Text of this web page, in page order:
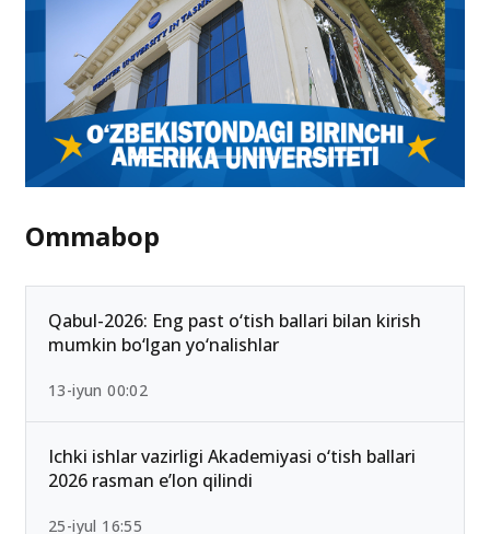
Ommabop
Qabul-2026: Eng past o‘tish ballari bilan kirish
mumkin bo‘lgan yo‘nalishlar
13-iyun 00:02
Ichki ishlar vazirligi Akademiyasi o‘tish ballari
2026 rasman e’lon qilindi
25-iyul 16:55